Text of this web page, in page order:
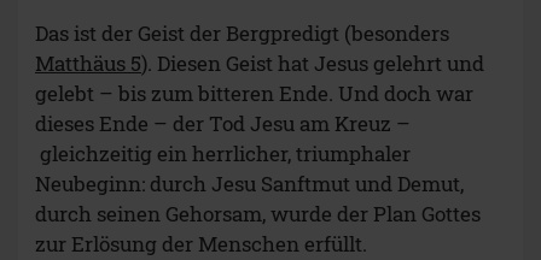
Das ist der Geist der Bergpredigt (besonders
Matthäus 5). Diesen Geist hat Jesus gelehrt und
gelebt – bis zum bitteren Ende. Und doch war
dieses Ende – der Tod Jesu am Kreuz –
gleichzeitig ein herrlicher, triumphaler
Neubeginn: durch Jesu Sanftmut und Demut,
durch seinen Gehorsam, wurde der Plan Gottes
zur Erlösung der Menschen erfüllt.